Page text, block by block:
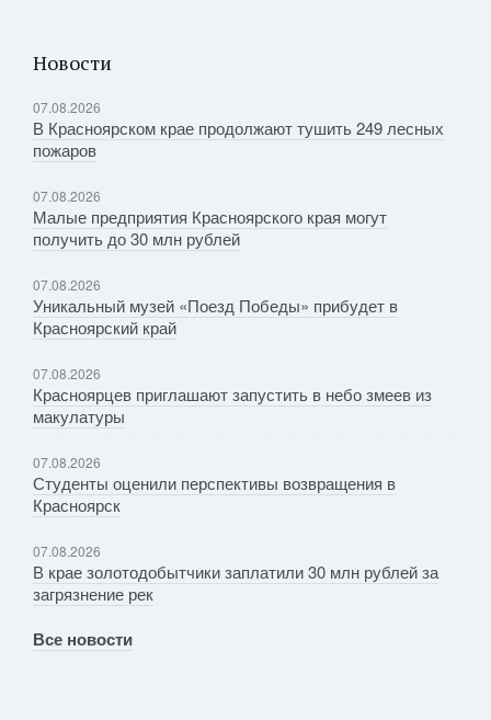
Новости
07.08.2026
В Красноярском крае продолжают тушить 249 лесных
пожаров
07.08.2026
Малые предприятия Красноярского края могут
получить до 30 млн рублей
07.08.2026
Уникальный музей «Поезд Победы» прибудет в
Красноярский край
07.08.2026
Красноярцев приглашают запустить в небо змеев из
макулатуры
07.08.2026
Студенты оценили перспективы возвращения в
Красноярск
07.08.2026
В крае золотодобытчики заплатили 30 млн рублей за
загрязнение рек
Все новости